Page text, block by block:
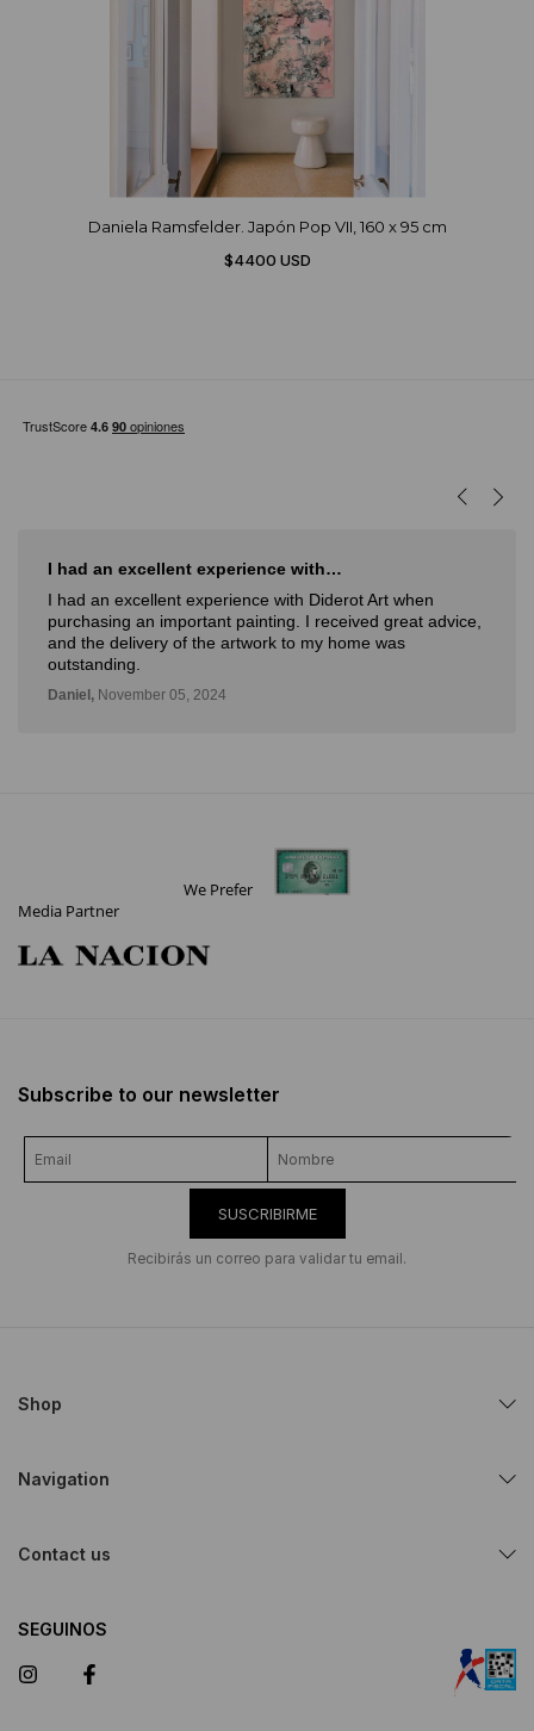
Daniela Ramsfelder. Japón Pop VII, 160 x 95 cm
$4400 USD
I had an excellent experience with…
I had an excellent experience with Diderot Art when
purchasing an important painting. I received great advice,
and the delivery of the artwork to my home was
outstanding.
Daniel, November 05, 2024
We Prefer
Media Partner
Subscribe to our newsletter
SUSCRIBIRME
Recibirás un correo para validar tu email.
Shop
Navigation
Contact us
SEGUINOS